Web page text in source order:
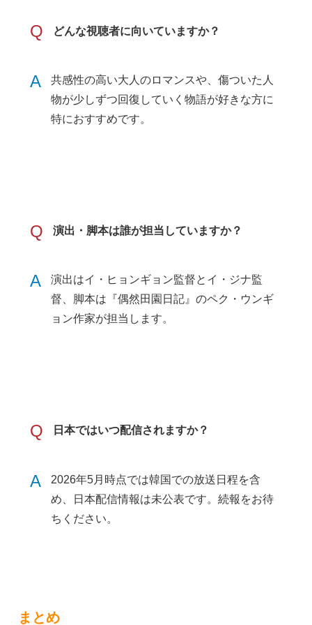
Q どんな視聴者に向いていますか？
A
共感性の高い大人のロマンスや、傷ついた人
物が少しずつ回復していく物語が好きな方に
特におすすめです。
Q 演出・脚本は誰が担当していますか？
A
演出はイ・ヒョンギョン監督とイ・ジナ監
督、脚本は『偶然田園日記』のペク・ウンギ
ョン作家が担当します。
Q 日本ではいつ配信されますか？
A
2026年5月時点では韓国での放送日程を含
め、日本配信情報は未公表です。続報をお待
ちください。
まとめ